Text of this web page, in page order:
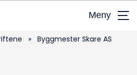
Meny
» Byggmester Skare AS